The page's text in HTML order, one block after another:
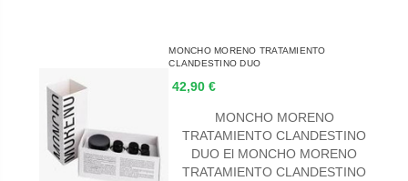
MONCHO MORENO TRATAMIENTO
CLANDESTINO DUO
42,90 €
MONCHO MORENO
TRATAMIENTO CLANDESTINO
DUO El MONCHO MORENO
TRATAMIENTO CLANDESTINO